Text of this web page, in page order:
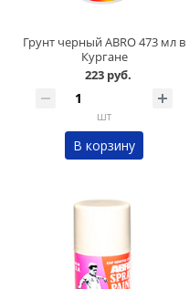
Грунт черный ABRO 473 мл в
Кургане
223 руб.
шт
В корзину